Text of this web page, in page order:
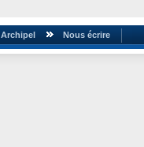
Archipel Nous écrire